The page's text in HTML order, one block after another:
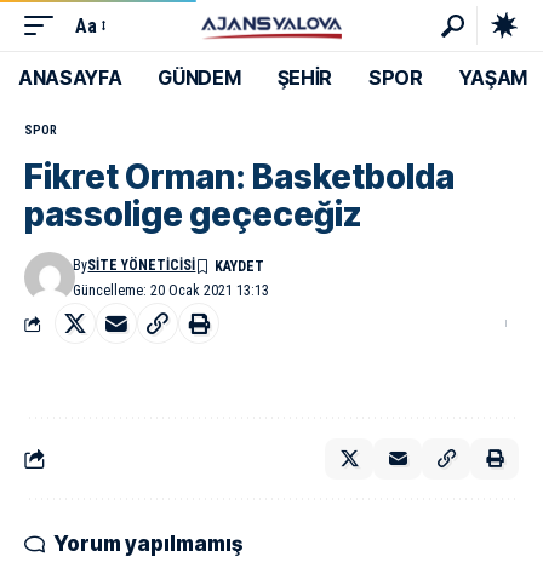
Aa
ANASAYFA GÜNDEM ŞEHİR SPOR YAŞAM
SPOR
Fikret Orman: Basketbolda
passolige geçeceğiz
Güncelleme: 20 Ocak 2021 13:13
BySITE YÖNETICISI
Yorum yapılmamış